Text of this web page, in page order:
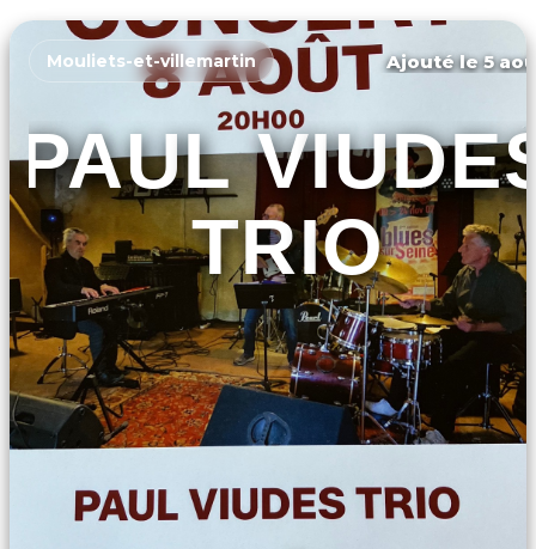
Mouliets-et-villemartin Ajouté le 5
PAUL
TRIO